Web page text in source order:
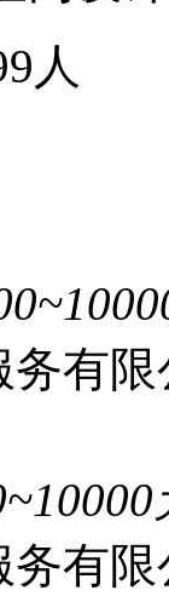
人
务有限
务有限